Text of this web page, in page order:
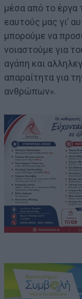
μέσα από το έργα
εαυτούς μας γι’
μπορούμε να
νοιαστούμε για
αγάπη και
απαραίτητα για
ανθρώπων».